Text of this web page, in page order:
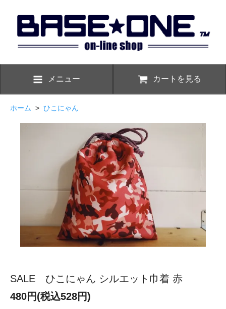
メニュー カートを見る
ホーム > ひこにゃん
SALE ひこにゃん シルエット巾着 赤
480円(税込528円)